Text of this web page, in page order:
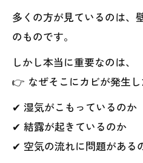
多くの方が見ているのは、
のものです。
しかし本当に重要なのは、
👉 なぜそこにカビが発生し
✔ 湿気がこもっているのか
✔ 結露が起きているのか
✔ 空気の流れに問題がある